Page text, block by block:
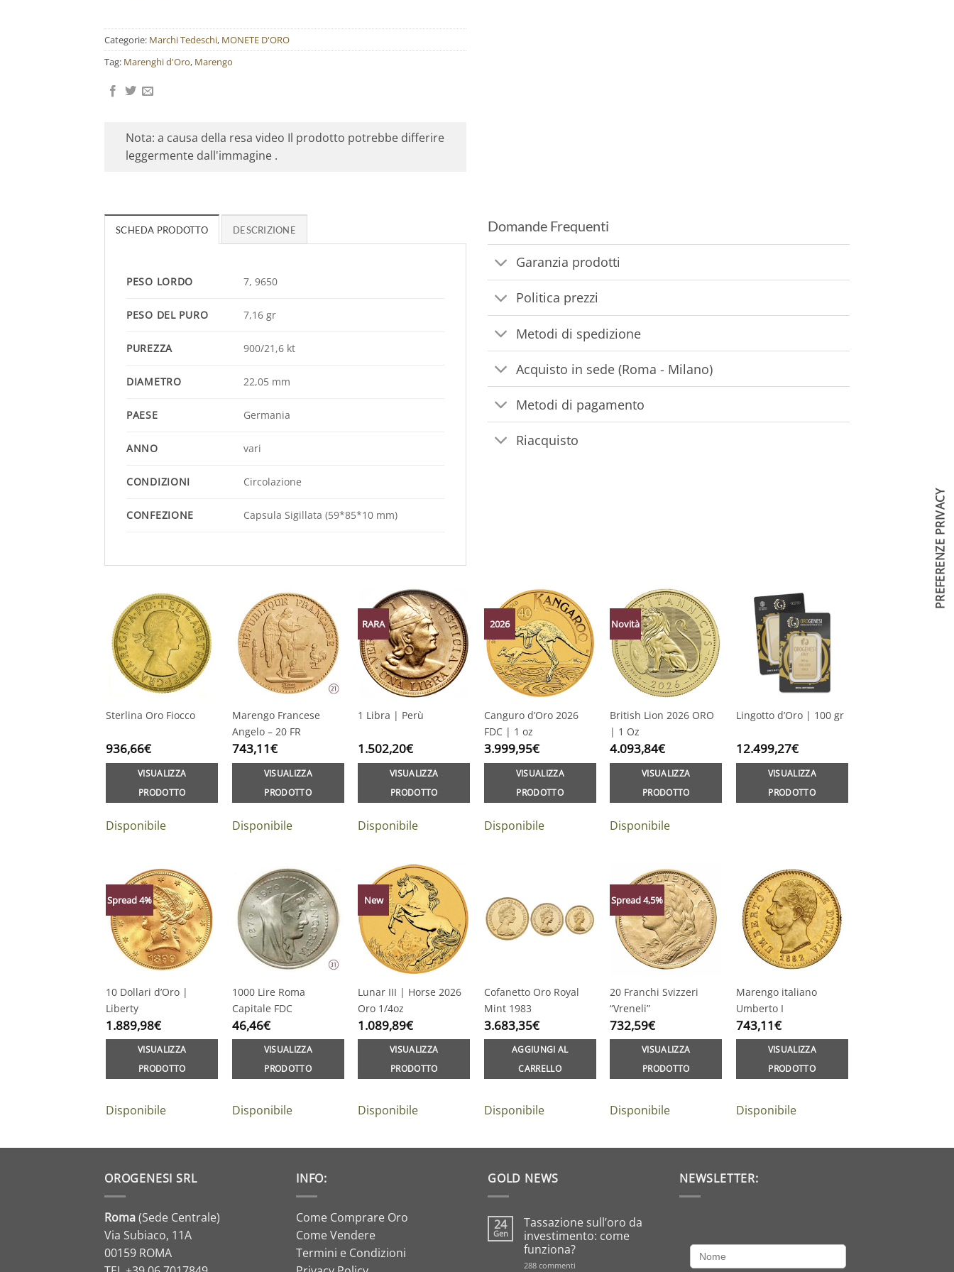
Categorie: Marchi Tedeschi, MONETE D'ORO
Tag: Marenghi d'Oro, Marengo
Nota: a causa della resa video Il prodotto potrebbe differire
leggermente dall'immagine .
SCHEDA PRODOTTO DESCRIZIONE
PESO LORDO 7, 9650
PESO DEL PURO 7,16 gr
PUREZZA 900/21,6 kt
DIAMETRO 22,05 mm
PAESE Germania
ANNO vari
CONDIZIONI Circolazione
CONFEZIONE Capsula Sigillata (59*85*10 mm)
Domande Frequenti
Garanzia prodotti
Politica prezzi
Metodi di spedizione
Acquisto in sede (Roma - Milano)
Metodi di pagamento
Riacquisto
Sterlina Oro Fiocco
936,66€
VISUALIZZA
PRODOTTO
Disponibile
Marengo Francese
Angelo – 20 FR
743,11€
VISUALIZZA
PRODOTTO
Disponibile
RARA
1 Libra | Perù
1.502,20€
VISUALIZZA
PRODOTTO
Disponibile
2026
Canguro d’Oro 2026
FDC | 1 oz
3.999,95€
VISUALIZZA
PRODOTTO
Disponibile
Novità
British Lion 2026 ORO
| 1 Oz
4.093,84€
VISUALIZZA
PRODOTTO
Disponibile
Lingotto d’Oro | 100 gr
12.499,27€
VISUALIZZA
PRODOTTO
Spread 4%
10 Dollari d’Oro |
Liberty
1.889,98€
VISUALIZZA
PRODOTTO
Disponibile
1000 Lire Roma
Capitale FDC
46,46€
VISUALIZZA
PRODOTTO
Disponibile
New
Lunar III | Horse 2026
Oro 1/4oz
1.089,89€
VISUALIZZA
PRODOTTO
Disponibile
Cofanetto Oro Royal
Mint 1983
3.683,35€
AGGIUNGI AL
CARRELLO
Disponibile
Spread 4,5%
20 Franchi Svizzeri
“Vreneli”
732,59€
VISUALIZZA
PRODOTTO
Disponibile
Marengo italiano
Umberto I
743,11€
VISUALIZZA
PRODOTTO
Disponibile
OROGENESI SRL
Roma(Sede Centrale)
Via Subiaco, 11A
00159 ROMA
INFO:
Come Comprare Oro
Come Vendere
Termini e Condizioni
GOLD NEWS
24
Gen
Tassazione sull’oro da
investimento: come
funziona?
288 commenti
NEWSLETTER: